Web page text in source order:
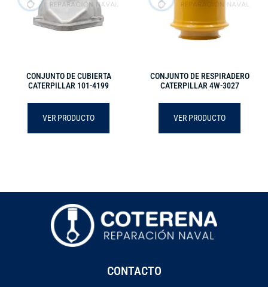
CONJUNTO DE CUBIERTA
CATERPILLAR 101-4199
VER PRODUCTO
CONJUNTO DE RESPIRADERO
CATERPILLAR 4W-3027
VER PRODUCTO
CONTACTO